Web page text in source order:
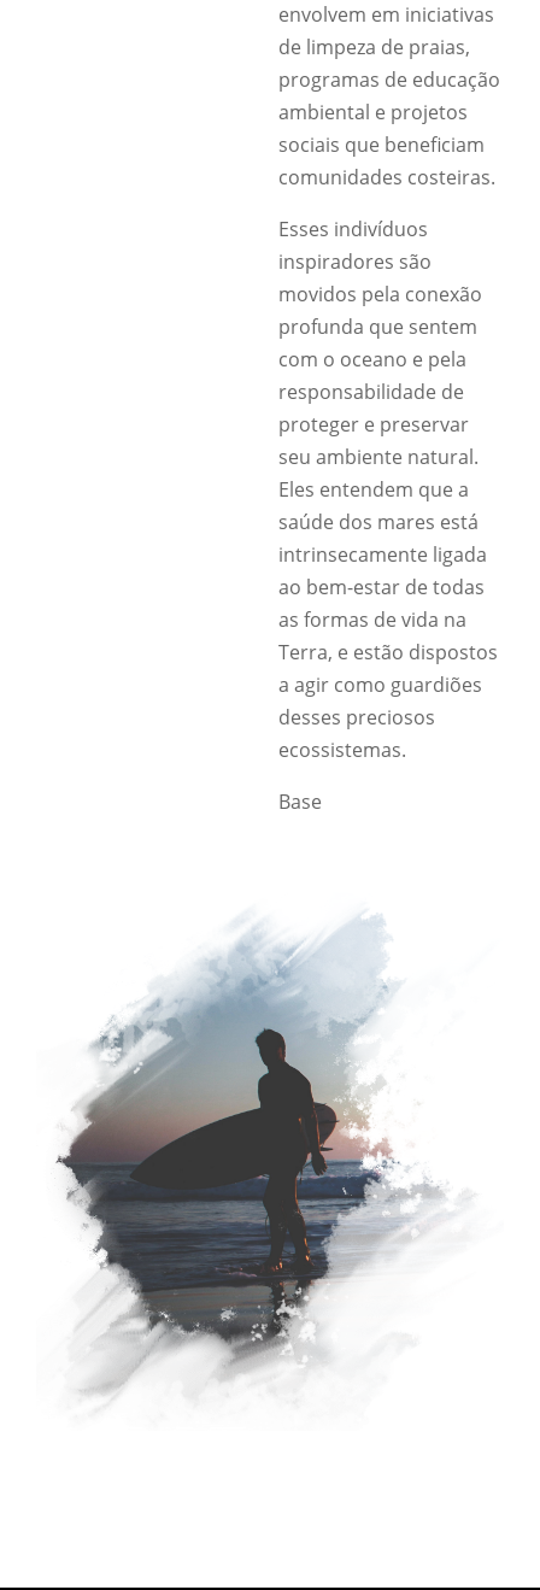
envolvem em iniciativas
de limpeza de praias,
programas de educação
ambiental e projetos
sociais que beneficiam
comunidades costeiras.
Esses indivíduos
inspiradores são
movidos pela conexão
profunda que sentem
com o oceano e pela
responsabilidade de
proteger e preservar
seu ambiente natural.
Eles entendem que a
saúde dos mares está
intrinsecamente ligada
ao bem-estar de todas
as formas de vida na
Terra, e estão dispostos
a agir como guardiões
desses preciosos
ecossistemas.
Base